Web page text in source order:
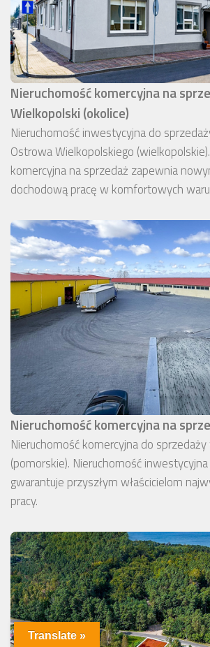
Nieruchomość komercyjna na
Wielkopolski (okolice)
Nieruchomość inwestycyjna do
Ostrowa Wielkopolskiego
komercyjna na sprzedaż zapewnia
dochodową pracę w komfortowych
Nieruchomość komercyjna na
Nieruchomość komercyjna do
(pomorskie). Nieruchomość
gwarantuje przyszłym właścicielom
pracy.
Translate »